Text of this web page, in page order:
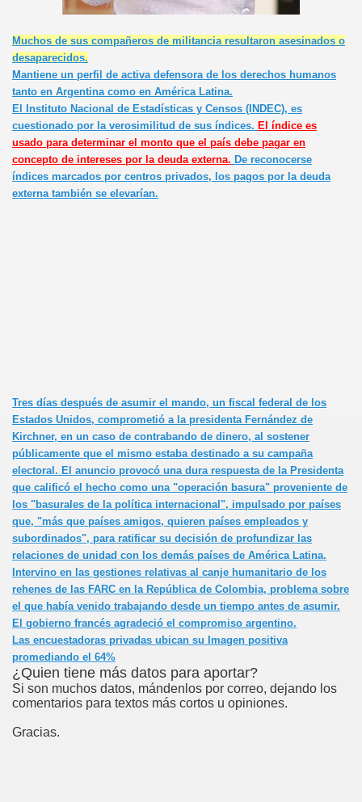
Muchos de sus compañeros de militancia resultaron asesinados o
desaparecidos.
Mantiene un perfil de activa defensora de los derechos humanos
tanto en Argentina como en América Latina.
El
Instituto Nacional de Estadísticas y Censos (INDEC), es
cuestionado por la verosimilitud de sus índices. El índice es
usado para determinar el monto que el país debe pagar en
concepto de intereses por la deuda externa. De reconocerse
índices marcados por centros privados, los pagos por la deuda
externa también se elevarían.
Tres días después de asumir el mando, un fiscal federal de los
Estados Unidos, comprometió a la presidenta Fernández de
Kirchner, en un caso de contrabando de dinero, al sostener
públicamente que el mismo estaba destinado a su campaña
electoral. El anuncio provocó una dura respuesta de la Presidenta
que calificó el hecho como una "operación basura" proveniente de
los "basurales de la política internacional", impulsado por países
que, "más que países amigos, quieren países empleados y
subordinados", para ratificar su decisión de profundizar las
relaciones de unidad con los demás países de América Latina.
Intervino en las gestiones relativas al canje humanitario de los
rehenes de las FARC en la República de Colombia, problema sobre
el que había venido trabajando desde un tiempo antes de asumir.
El gobierno francés agradeció el compromiso argentino.
Las encuestadoras privadas ubican su Imagen positiva
promediando el 64%
¿Quien tiene más datos para aportar?
Si son muchos datos, mándenlos por correo, dejando los
comentarios para textos más cortos u opiniones.
Gracias.